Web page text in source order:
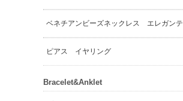
ベネチアンビーズネックレス エレガンテ
ピアス イヤリング
Bracelet&Anklet